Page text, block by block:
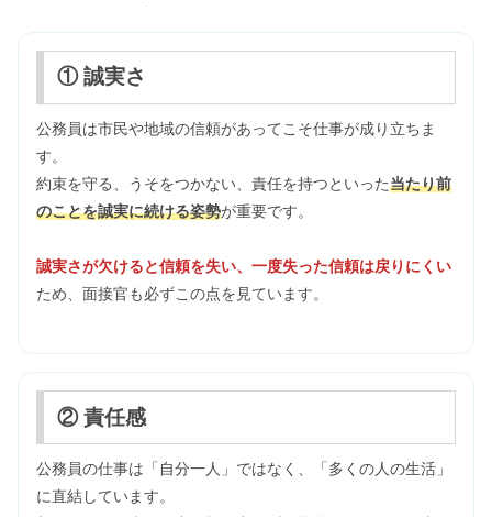
① 誠実さ
公務員は市民や地域の信頼があってこそ仕事が成り立ちま
す。
約束を守る、うそをつかない、責任を持つといった当たり前
のことを誠実に続ける姿勢が重要です。
誠実さが欠けると信頼を失い、一度失った信頼は戻りにくい
ため、面接官も必ずこの点を見ています。
② 責任感
公務員の仕事は「自分一人」ではなく、「多くの人の生活」
に直結しています。